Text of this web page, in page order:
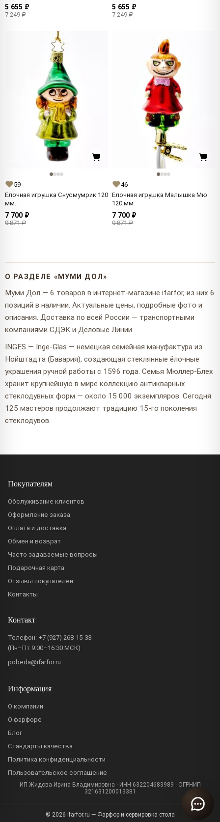
5 655 ₽
7 249 ₽
5 655 ₽
7 249 ₽
59
Елочная игрушка Снусмумрик 120
мм.
7 700 ₽
9 871 ₽
46
Елочная игрушка Малышка Мю
120 мм.
7 700 ₽
9 871 ₽
О РАЗДЕЛЕ «МУМИ ДОЛ»
Муми Дол — 6 товаров в интернет-магазине ifarfor, из них 6
позиций в наличии. Актуальные цены, подробные фото и
описания. Доставка по всей России — транспортными
компаниями СДЭК и Деловые Линии.
INGES — Inge-Glas — немецкая семейная мануфактура из
Нойштадта (Бавария), создающая стеклянные ёлочные
украшения ручной работы с 1596 года. Семья Мюллер-Блех
хранит крупнейшую в мире коллекцию антикварных
стеклодувных форм — около 15 000 экземпляров. Сегодня
125 мастеров продолжают традицию 15-го поколения
стеклодувов.
Покупателям
Обслуживание клиентов
Оформление заказа
Оплата и доставка
Обмен и возврат
Часто задаваемые вопросы
Подарочная карта
Отзывы покупателей
Контакты
Контакт
Телефон: +7 (927) 268-15-33
(Пн–Пт 9:00–16:30 МСК)
pobeda@ifarfor.ru
Информация
О компании
О фарфоре
Блог
Стандарты качества
Политика конфиденциальности
Пользовательское соглашение
ИП Жидова Ирина Владимировна · ИНН 632204683989 · ОГРНИП
321631200013381
© 2026 ifarfor.ru — Фарфор и сервировка стола